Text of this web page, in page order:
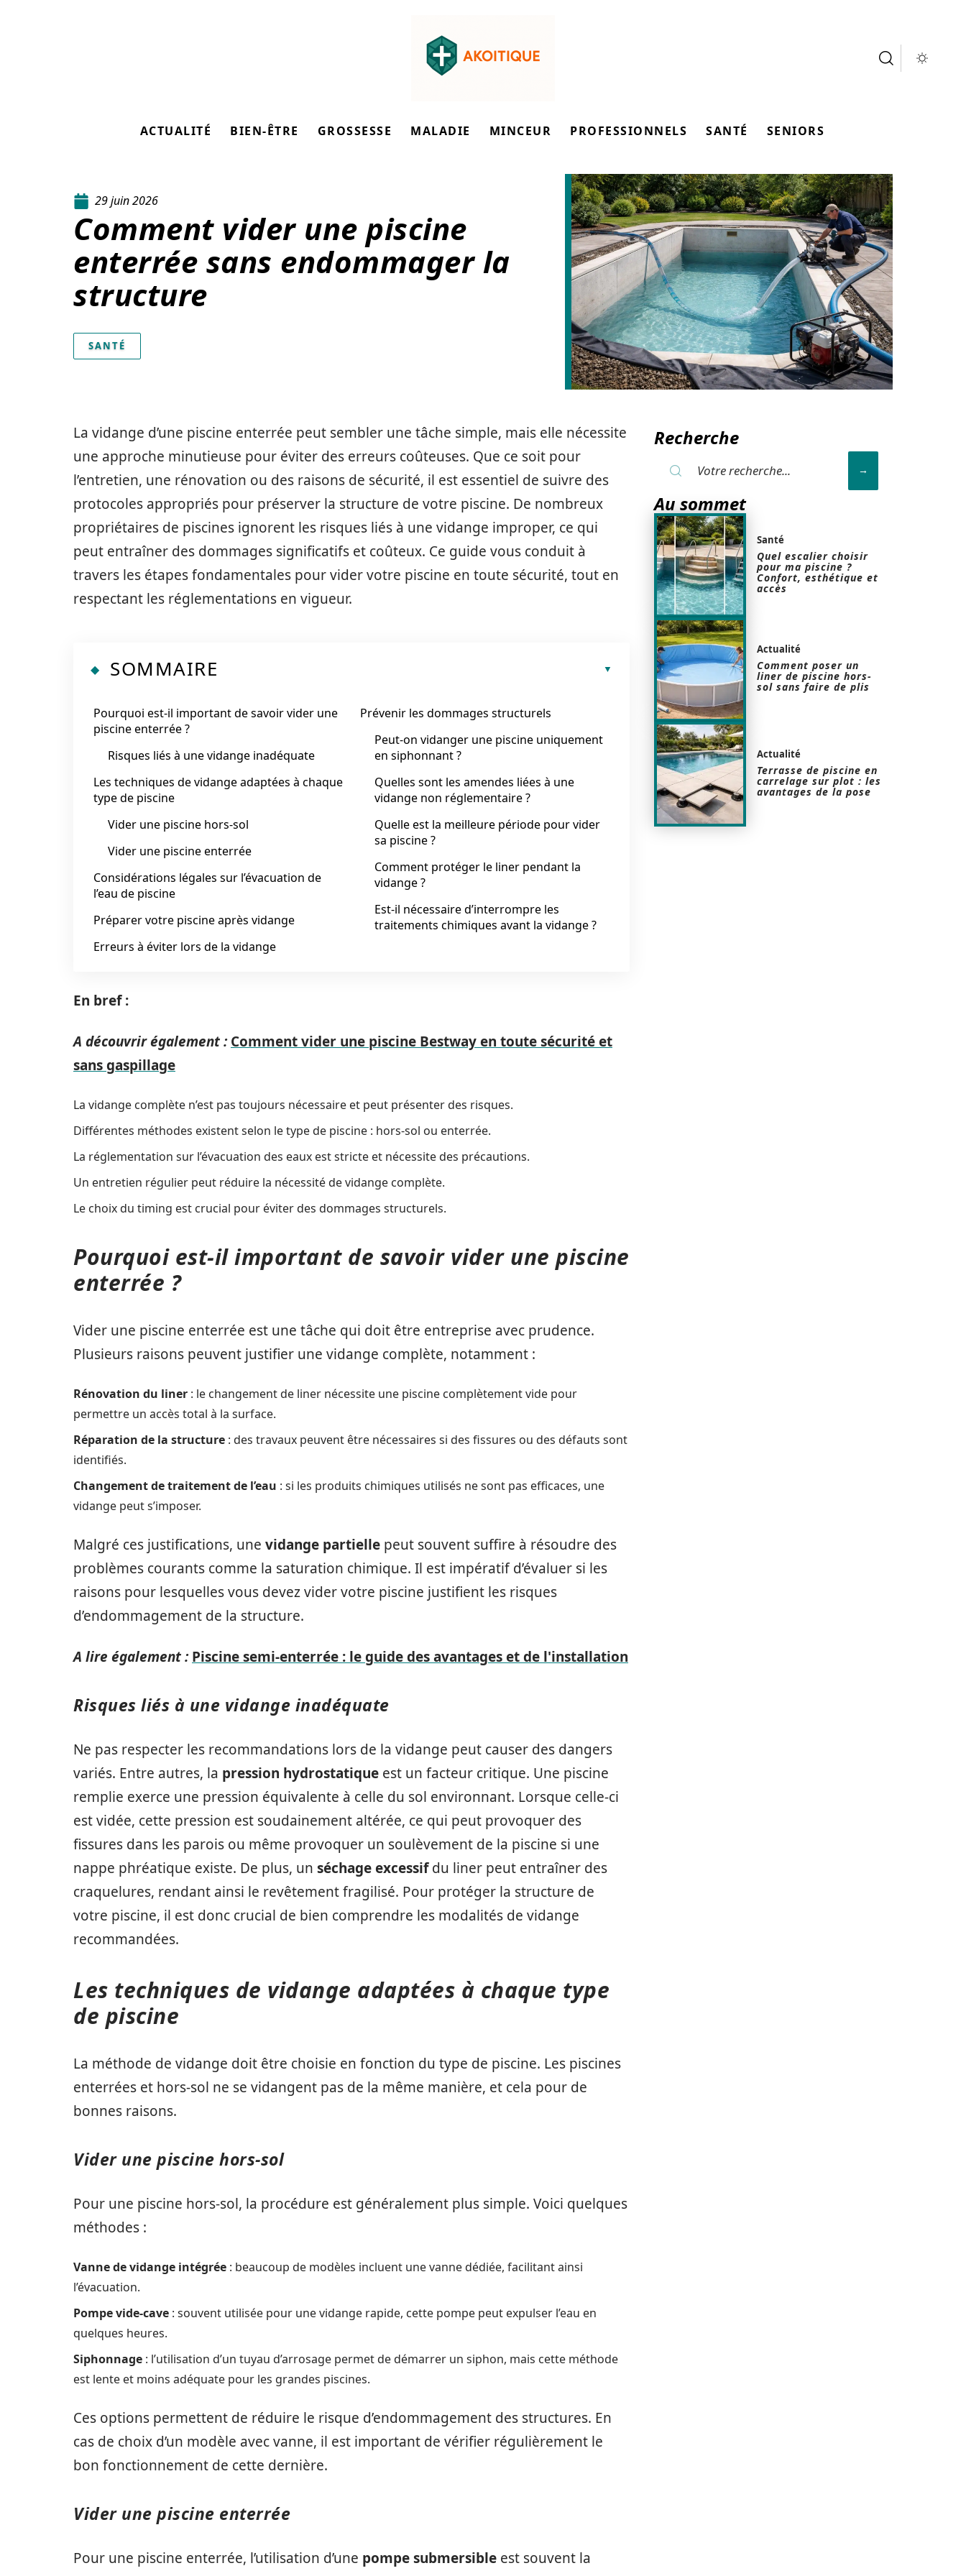
ACTUALITÉ BIEN-ÊTRE GROSSESSE MALADIE MINCEUR PROFESSIONNELS SANTÉ SENIORS
29 juin 2026
Comment vider une piscine
enterrée sans endommager la
structure
SANTÉ
La vidange d’une piscine enterrée peut sembler une tâche simple, mais elle nécessite
une approche minutieuse pour éviter des erreurs coûteuses. Que ce soit pour
l’entretien, une rénovation ou des raisons de sécurité, il est essentiel de suivre des
protocoles appropriés pour préserver la structure de votre piscine. De nombreux
propriétaires de piscines ignorent les risques liés à une vidange improper, ce qui
peut entraîner des dommages significatifs et coûteux. Ce guide vous conduit à
travers les étapes fondamentales pour vider votre piscine en toute sécurité, tout en
respectant les réglementations en vigueur.
SOMMAIRE
Pourquoi est-il important de savoir vider une
piscine enterrée ?
Risques liés à une vidange inadéquate
Les techniques de vidange adaptées à chaque
type de piscine
Vider une piscine hors-sol
Vider une piscine enterrée
Considérations légales sur l’évacuation de
l’eau de piscine
Préparer votre piscine après vidange
Erreurs à éviter lors de la vidange
Prévenir les dommages structurels
Peut-on vidanger une piscine uniquement
en siphonnant ?
Quelles sont les amendes liées à une
vidange non réglementaire ?
Quelle est la meilleure période pour vider
sa piscine ?
Comment protéger le liner pendant la
vidange ?
Est-il nécessaire d’interrompre les
traitements chimiques avant la vidange ?
En bref :
A découvrir également : Comment vider une piscine Bestway en toute sécurité et
sans gaspillage
La vidange complète n’est pas toujours nécessaire et peut présenter des risques.
Différentes méthodes existent selon le type de piscine : hors-sol ou enterrée.
La réglementation sur l’évacuation des eaux est stricte et nécessite des précautions.
Un entretien régulier peut réduire la nécessité de vidange complète.
Le choix du timing est crucial pour éviter des dommages structurels.
Pourquoi est-il important de savoir vider une piscine
enterrée ?
Vider une piscine enterrée est une tâche qui doit être entreprise avec prudence.
Plusieurs raisons peuvent justifier une vidange complète, notamment :
Rénovation du liner : le changement de liner nécessite une piscine complètement vide pour
permettre un accès total à la surface.
Réparation de la structure : des travaux peuvent être nécessaires si des fissures ou des défauts sont
identifiés.
Changement de traitement de l’eau : si les produits chimiques utilisés ne sont pas efficaces, une
vidange peut s’imposer.
Malgré ces justifications, une vidange partielle peut souvent suffire à résoudre des
problèmes courants comme la saturation chimique. Il est impératif d’évaluer si les
raisons pour lesquelles vous devez vider votre piscine justifient les risques
d’endommagement de la structure.
A lire également : Piscine semi-enterrée : le guide des avantages et de l'installation
Risques liés à une vidange inadéquate
Ne pas respecter les recommandations lors de la vidange peut causer des dangers
variés. Entre autres, la pression hydrostatique est un facteur critique. Une piscine
remplie exerce une pression équivalente à celle du sol environnant. Lorsque celle-ci
est vidée, cette pression est soudainement altérée, ce qui peut provoquer des
fissures dans les parois ou même provoquer un soulèvement de la piscine si une
nappe phréatique existe. De plus, un séchage excessifdu liner peut entraîner des
craquelures, rendant ainsi le revêtement fragilisé. Pour protéger la structure de
votre piscine, il est donc crucial de bien comprendre les modalités de vidange
recommandées.
Les techniques de vidange adaptées à chaque type
de piscine
La méthode de vidange doit être choisie en fonction du type de piscine. Les piscines
enterrées et hors-sol ne se vidangent pas de la même manière, et cela pour de
bonnes raisons.
Vider une piscine hors-sol
Pour une piscine hors-sol, la procédure est généralement plus simple. Voici quelques
méthodes :
Vanne de vidange intégrée : beaucoup de modèles incluent une vanne dédiée, facilitant ainsi
l’évacuation.
Pompe vide-cave : souvent utilisée pour une vidange rapide, cette pompe peut expulser l’eau en
quelques heures.
Siphonnage : l’utilisation d’un tuyau d’arrosage permet de démarrer un siphon, mais cette méthode
est lente et moins adéquate pour les grandes piscines.
Ces options permettent de réduire le risque d’endommagement des structures. En
cas de choix d’un modèle avec vanne, il est important de vérifier régulièrement le
bon fonctionnement de cette dernière.
Vider une piscine enterrée
Pour une piscine enterrée, l’utilisation d’une pompe submersible est souvent la
Recherche
Au sommet
Santé
Quel escalier choisir
pour ma piscine ?
Confort, esthétique et
accès
Actualité
Comment poser un
liner de piscine hors-
sol sans faire de plis
Actualité
Terrasse de piscine en
carrelage sur plot : les
avantages de la pose